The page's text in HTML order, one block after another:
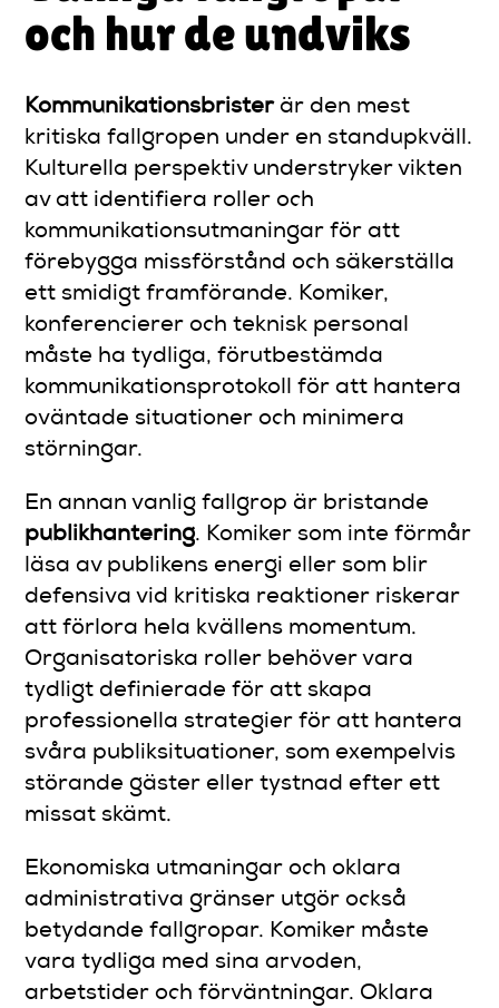
och hur de undviks
Kommunikationsbristerär den mest
kritiska fallgropen under en standupkväll.
Kulturella perspektiv understryker vikten
av att identifiera roller och
kommunikationsutmaningar för att
förebygga missförstånd och säkerställa
ett smidigt framförande. Komiker,
konferencierer och teknisk personal
måste ha tydliga, förutbestämda
kommunikationsprotokoll för att hantera
oväntade situationer och minimera
störningar.
En annan vanlig fallgrop är bristande
publikhantering. Komiker som inte förmår
läsa av publikens energi eller som blir
defensiva vid kritiska reaktioner riskerar
att förlora hela kvällens momentum.
Organisatoriska roller behöver vara
tydligt definierade för att skapa
professionella strategier för att hantera
svåra publiksituationer, som exempelvis
störande gäster eller tystnad efter ett
missat skämt.
Ekonomiska utmaningar och oklara
administrativa gränser utgör också
betydande fallgropar. Komiker måste
vara tydliga med sina arvoden,
arbetstider och förväntningar. Oklara